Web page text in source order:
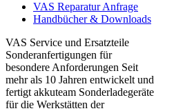
VAS Reparatur Anfrage
Handbücher & Downloads
VAS Service und Ersatzteile
Sonderanfertigungen für
besondere Anforderungen Seit
mehr als 10 Jahren entwickelt und
fertigt akkuteam Sonderladegeräte
für die Werkstätten der